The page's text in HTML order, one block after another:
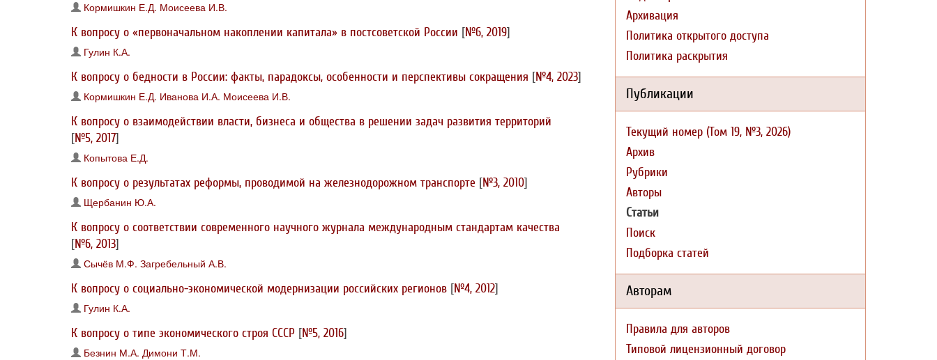
Кормишкин Е.Д. Моисеева И.В.
К вопросу о «первоначальном накоплении капитала» в постсоветской России [№6, 2019]
Гулин К.А.
К вопросу о бедности в России: факты, парадоксы, особенности и перспективы сокращения [№4, 2023]
Кормишкин Е.Д. Иванова И.А. Моисеева И.В.
К вопросу о взаимодействии власти, бизнеса и общества в решении задач развития территорий
[№5, 2017]
Копытова Е.Д.
К вопросу о результатах реформы, проводимой на железнодорожном транспорте [№3, 2010]
Щербанин Ю.А.
К вопросу о соответствии современного научного журнала международным стандартам качества
[№6, 2013]
Сычёв М.Ф. Загребельный А.В.
К вопросу о социально-экономической модернизации российских регионов [№4, 2012]
Гулин К.А.
К вопросу о типе экономического строя СССР [№5, 2016]
Безнин М.А. Димони Т.М.
Архивация
Политика открытого доступа
Политика раскрытия
Публикации
Текущий номер (Том 19, №3, 2026)
Архив
Рубрики
Авторы
Статьи
Поиск
Подборка статей
Авторам
Правила для авторов
Типовой лицензионный договор